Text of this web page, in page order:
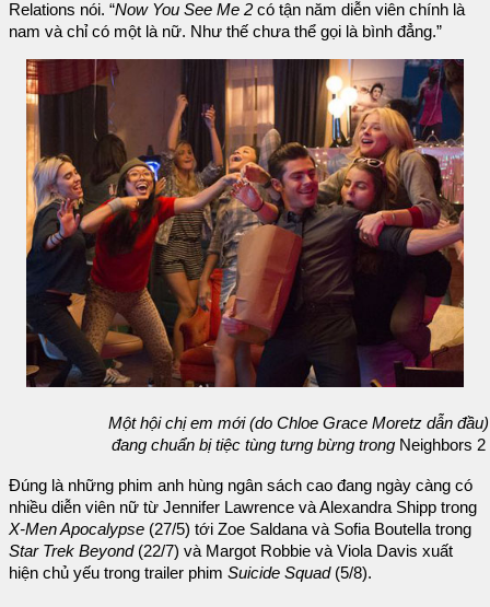
Relations nói. “Now You See Me 2 có tận năm diễn viên chính là
nam và chỉ có một là nữ. Như thế chưa thể gọi là bình đẳng.”
Một hội chị em mới (do Chloe Grace Moretz dẫn đầu)
đang chuẩn bị tiệc tùng tưng bừng trong Neighbors 2
Đúng là những phim anh hùng ngân sách cao đang ngày càng có
nhiều diễn viên nữ từ Jennifer Lawrence và Alexandra Shipp trong
X-Men Apocalypse (27/5) tới Zoe Saldana và Sofia Boutella trong
Star Trek Beyond(22/7) và Margot Robbie và Viola Davis xuất
hiện chủ yếu trong trailer phim Suicide Squad(5/8).